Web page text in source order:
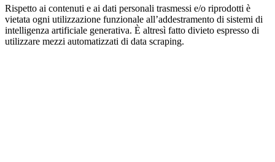
Rispetto ai contenuti e ai dati personali trasmessi e/o riprodotti è
vietata ogni utilizzazione funzionale all’addestramento di sistemi di
intelligenza artificiale generativa. È altresì fatto divieto espresso di
utilizzare mezzi automatizzati di data scraping.